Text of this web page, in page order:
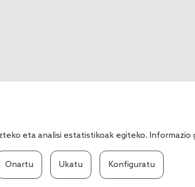
eta analisi estatistikoak egiteko.
Onartu Ukatu Konfiguratu